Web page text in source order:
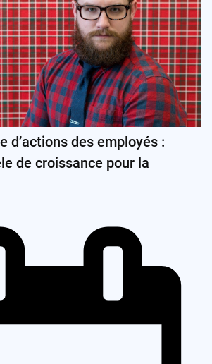
d’actions des employés :
de croissance pour la